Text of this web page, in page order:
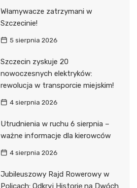
Włamywacze zatrzymani w
Szczecinie!
5 sierpnia 2026
Szczecin zyskuje 20
nowoczesnych elektryków:
rewolucja w transporcie miejskim!
4 sierpnia 2026
Utrudnienia w ruchu 6 sierpnia –
ważne informacje dla kierowców
4 sierpnia 2026
Jubileuszowy Rajd Rowerowy w
Policach: Odkryj Historię na Dwóch